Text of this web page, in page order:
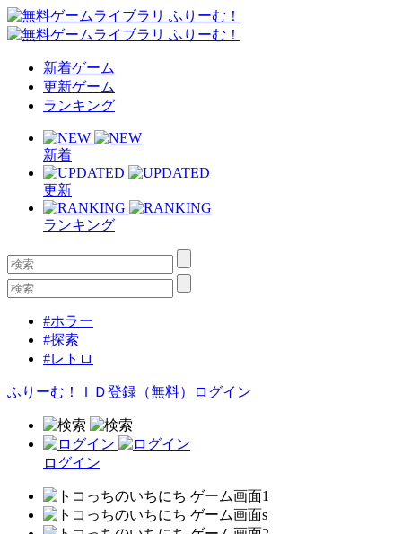
新着ゲーム
更新ゲーム
ランキング
新着
更新
ランキング
#ホラー
#探索
#レトロ
ふりーむ！ＩＤ登録（無料） ログイン
ログイン